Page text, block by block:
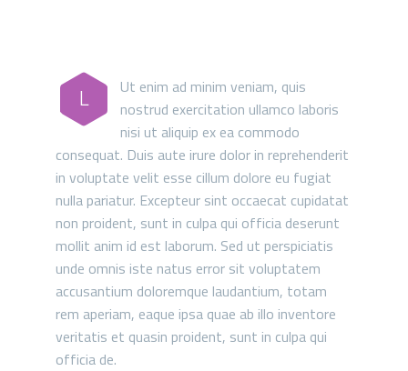
L
Ut enim ad minim veniam, quis
nostrud exercitation ullamco laboris
nisi ut aliquip ex ea commodo
consequat. Duis aute irure dolor in reprehenderit
in voluptate velit esse cillum dolore eu fugiat
nulla pariatur. Excepteur sint occaecat cupidatat
non proident, sunt in culpa qui officia deserunt
mollit anim id est laborum. Sed ut perspiciatis
unde omnis iste natus error sit voluptatem
accusantium doloremque laudantium, totam
rem aperiam, eaque ipsa quae ab illo inventore
veritatis et quasin proident, sunt in culpa qui
officia de.